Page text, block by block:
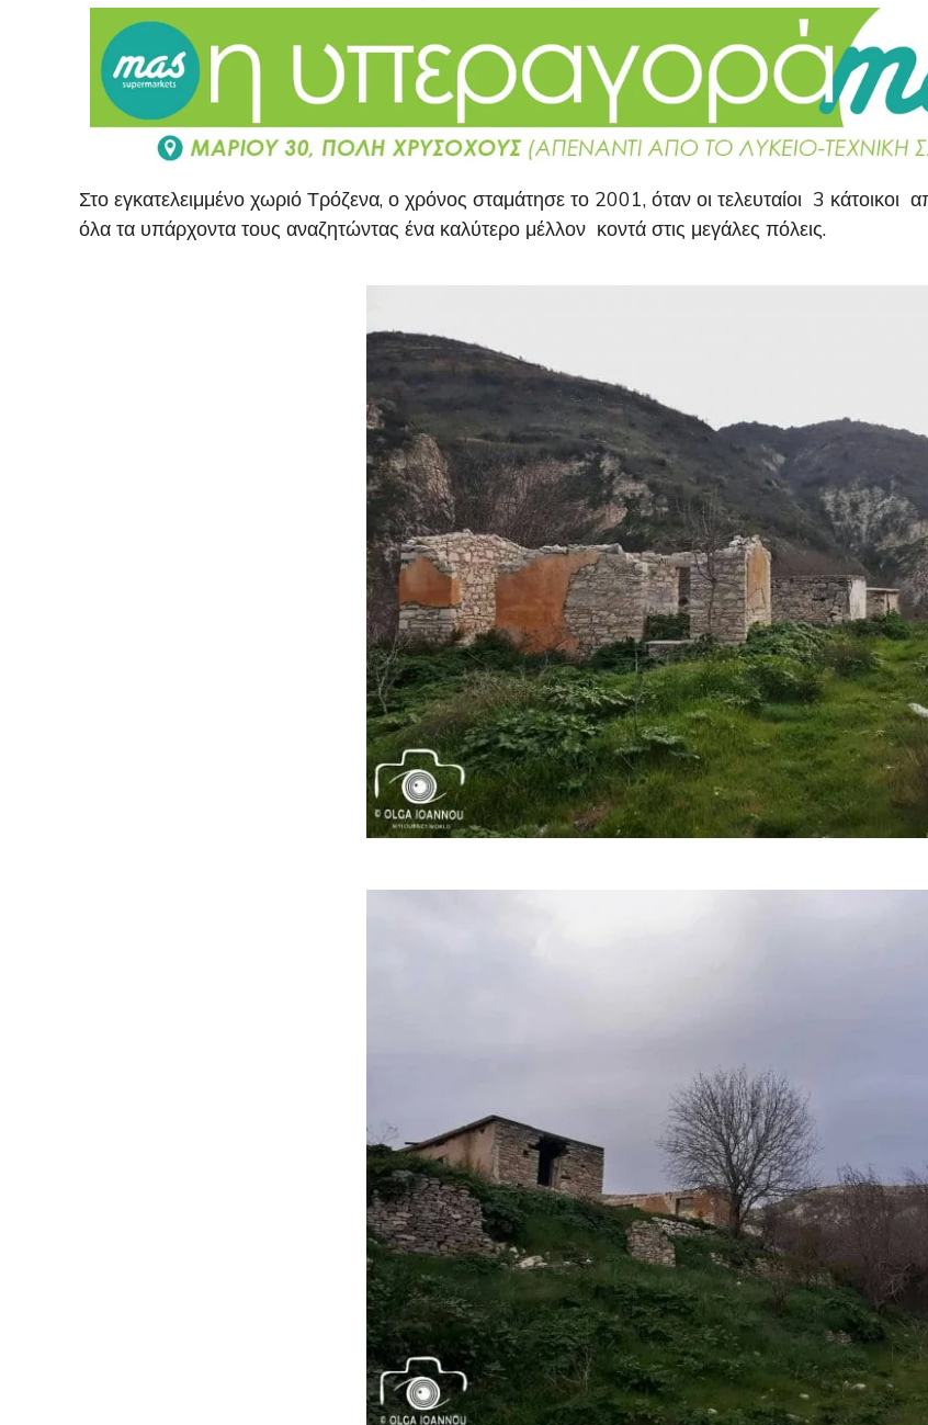
Στο εγκατελειμμένο χωριό Τρόζενα, ο χρόνος σταμάτησε το 2001, όταν οι τελευταίοι 3
όλα τα υπάρχοντα τους αναζητώντας ένα καλύτερο μέλλον κοντά στις μεγάλες πόλεις.